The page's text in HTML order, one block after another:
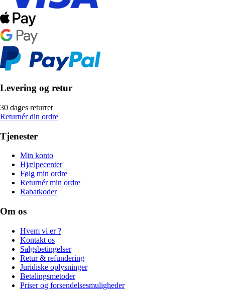
Levering og retur
30 dages returret
Returnér din ordre
Tjenester
Min konto
Hjælpecenter
Følg min ordre
Returnér min ordre
Rabatkoder
Om os
Hvem vi er ?
Kontakt os
Salgsbetingelser
Retur & refundering
Juridiske oplysninger
Betalingsmetoder
Priser og forsendelsesmuligheder